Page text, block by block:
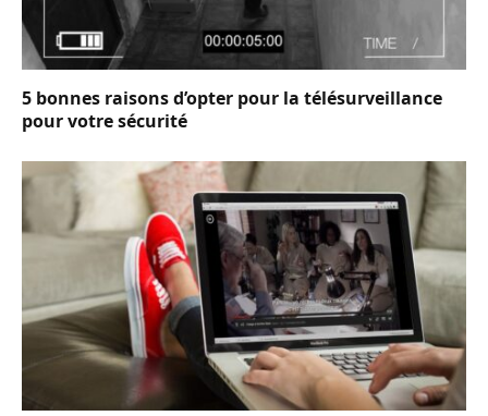
5 bonnes raisons d’opter pour la télésurveillance
pour votre sécurité